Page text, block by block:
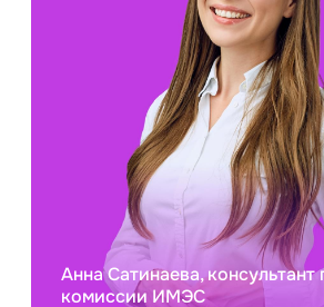
Анна Сатинаева,
комиссии ИМЭС